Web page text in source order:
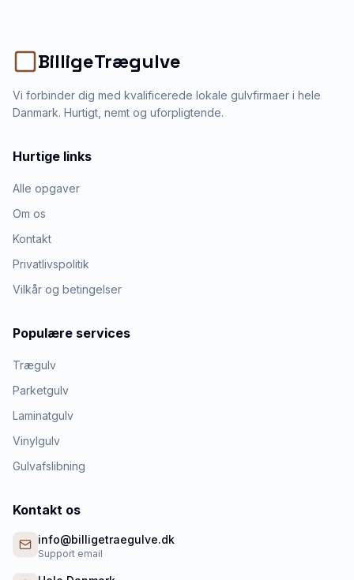
BilligeTrægulve
Vi forbinder dig med kvalificerede lokale gulvfirmaer i hele
Danmark. Hurtigt, nemt og uforpligtende.
Hurtige links
Alle opgaver
Om os
Kontakt
Privatlivspolitik
Vilkår og betingelser
Populære services
Trægulv
Parketgulv
Laminatgulv
Vinylgulv
Gulvafslibning
Kontakt os
info@billigetraegulve.dk
Support email